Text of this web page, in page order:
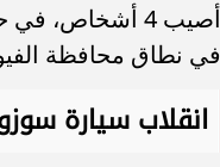
أصيب 4
في نطاق محافظة
انقلاب سيارة